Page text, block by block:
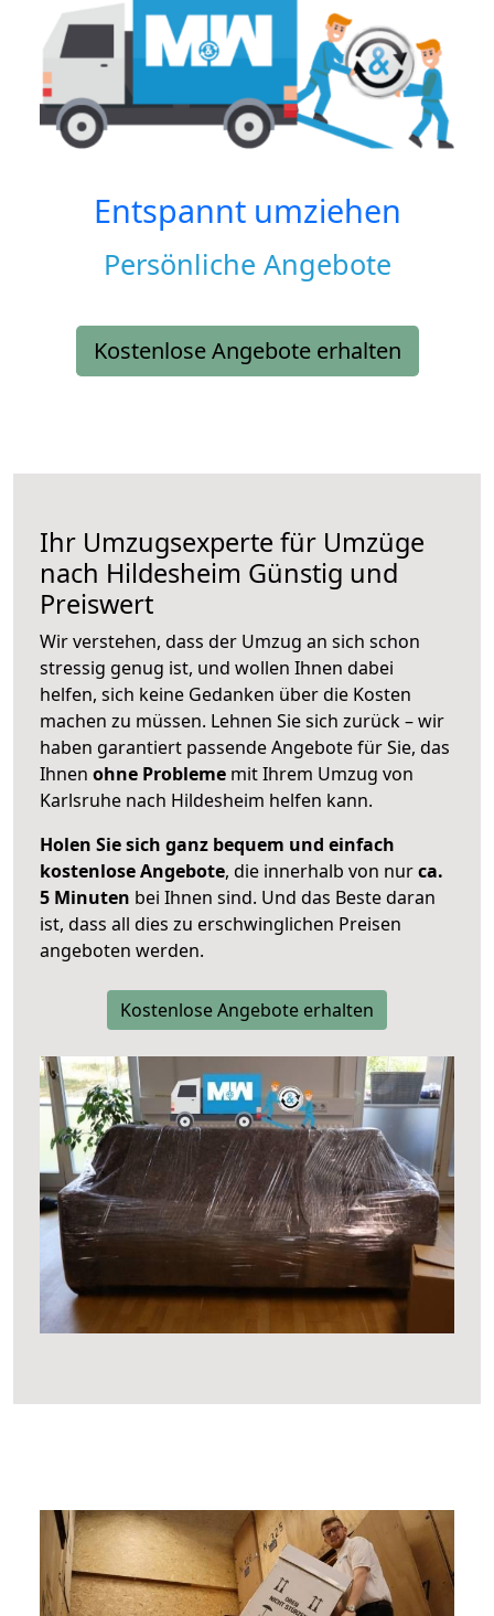
Entspannt umziehen
Persönliche Angebote
Kostenlose Angebote erhalten
Ihr Umzugsexperte für Umzüge
nach Hildesheim Günstig und
Preiswert
Wir verstehen, dass der Umzug an sich schon
stressig genug ist, und wollen Ihnen dabei
helfen, sich keine Gedanken über die Kosten
machen zu müssen. Lehnen Sie sich zurück – wir
haben garantiert passende Angebote für Sie, das
Ihnen ohne Probleme mit Ihrem Umzug von
Karlsruhe nach Hildesheim helfen kann.
Holen Sie sich ganz bequem und einfach
kostenlose Angebote, die innerhalb von nurca.
5 Minuten bei Ihnen sind. Und das Beste daran
ist, dass all dies zu erschwinglichen Preisen
angeboten werden.
Kostenlose Angebote erhalten